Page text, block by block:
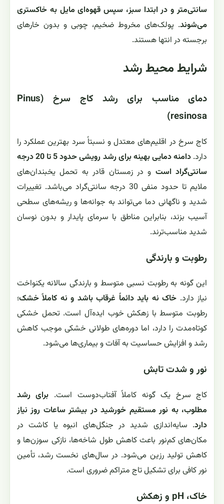
سانتی‌متر و در ابتدا سبز، سپس قهوه‌ای مایل به خاکستری
می‌شوند. پولک‌های مخروط ضخیم، چوبی و بدون خارهای
برجسته در انتها هستند.
شرایط محیط رشد
دمای مناسب برای رشد کاج سرخ (Pinus
resinosa)
کاج سرخ در اقلیم‌های معتدل و نسبتاً سرد بهترین عملکرد را
دارد.
دامنه دمایی بهینه برای رشد رویشی حدود 5 تا 20 درجه
سانتی‌گراد است و در زمستان قادر به تحمل یخبندان‌های
ملایم تا حدود منفی 30 درجه سانتی‌گراد می‌باشد. تغییرات
شدید و ناگهانی دما می‌تواند به جوانه‌ها و ریشه‌های سطحی
آسیب بزند، بنابراین مناطق با سرمای پایدار و بدون نوسان
شدید مناسب‌ترند.
رطوبت و بارندگی
این گونه به رطوبت نسبی متوسط و بارندگی سالانه یکنواخت
نیاز دارد. خاک نه باید دائماً غرقاب باشد و نه کاملاً خشک؛
رطوبت متوسط با زهکش خوب ایده‌آل است. تحمل خشکی
کوتاه‌مدت را دارد، اما دوره‌های طولانی خشکی موجب کاهش
رشد و افزایش حساسیت به آفات و بیماری‌ها می‌شود.
نور و شدت تابش
کاج سرخ یک گونه کاملاً آفتاب‌دوست است. برای رشد
مطلوب، به نور مستقیم خورشید در بیشتر ساعات روز نیاز
دارد. سایه‌اندازی شدید در جنگل‌های انبوه یا کاشت در
مکان‌های کم‌نور باعث کاهش طول شاخه‌ها، نازکی سوزن‌ها و
کاهش تولید رزین می‌شود. در سال‌های نخست رشد، تأمین
نور کافی برای تشکیل تاج متراکم ضروری است.
خاک، pH و زهکش